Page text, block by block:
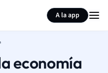
A la app
economía
Resumir página